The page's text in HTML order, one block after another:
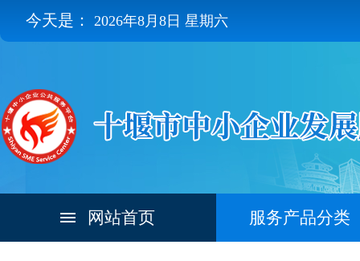
今天是： 2026年8月8日 星期六
网站首页 服务产品分类